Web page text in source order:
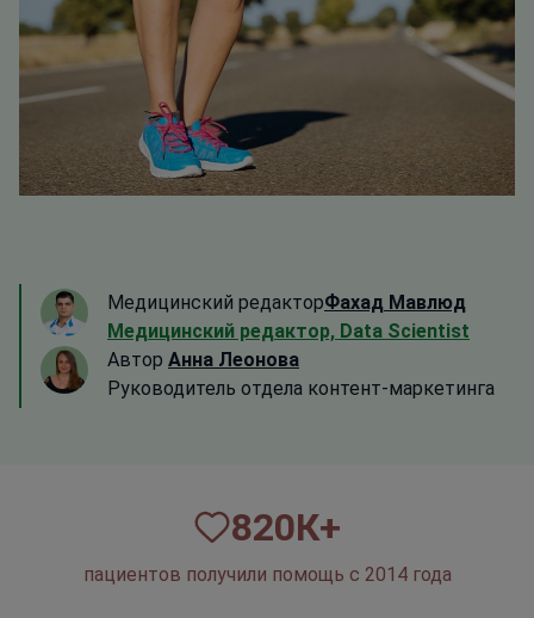
Медицинский редакторФахад Мавлюд
Медицинский редактор, Data Scientist
Автор Анна Леонова
Руководитель отдела контент-маркетинга
820К+
пациентов получили помощь с 2014 года